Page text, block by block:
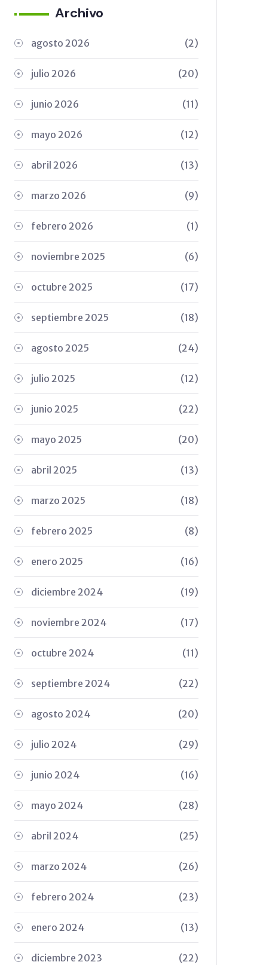
Archivo
agosto 2026 (2)
julio 2026 (20)
junio 2026 (11)
mayo 2026 (12)
abril 2026 (13)
marzo 2026 (9)
febrero 2026 (1)
noviembre 2025 (6)
octubre 2025 (17)
septiembre 2025 (18)
agosto 2025 (24)
julio 2025 (12)
junio 2025 (22)
mayo 2025 (20)
abril 2025 (13)
marzo 2025 (18)
febrero 2025 (8)
enero 2025 (16)
diciembre 2024 (19)
noviembre 2024 (17)
octubre 2024 (11)
septiembre 2024 (22)
agosto 2024 (20)
julio 2024 (29)
junio 2024 (16)
mayo 2024 (28)
abril 2024 (25)
marzo 2024 (26)
febrero 2024 (23)
enero 2024 (13)
diciembre 2023 (22)